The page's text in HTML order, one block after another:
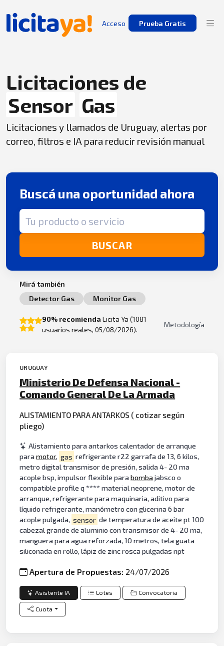
Acceso Prueba Gratis
Licitaciones de
Sensor Gas
Licitaciones y llamados de Uruguay, alertas por
correo, filtros e IA para reducir revisión manual
Buscá una oportunidad ahora
Término de búsqueda
BUSCAR
Mirá también
Detector Gas
Monitor Gas
90% recomienda Licita Ya (1081
usuarios reales, 05/08/2026).
Metodología
URUGUAY
Ministerio De Defensa Nacional -
Comando General De La Armada
ALISTAMIENTO PARA ANTARKOS ( cotizar según
pliego)
Alistamiento para antarkos calentador de arranque
paramotor, gas refrigerante r22 garrafa de 13, 6 kilos,
metro digital transmisor de presión, salida 4- 20 ma
acople bsp, impulsor flexible parabombajabsco o
compatible profile q **** material neoprene, motor de
arranque, refrigerante para maquinaria, aditivo para
líquido refrigerante, manómetro con glicerina 6 bar
acople pulgada, sensor de temperatura de aceite pt 100
cabezal grande de aluminio con transmisor de 4- 20 ma,
manguera para agua reforzada, 10 metros, tela guata
siliconada en rollo, lápiz de zinc rosca pulgadas npt
Apertura de Propuestas: 24/07/2026
Asistente IA Lotes Convocatoria
Cuota